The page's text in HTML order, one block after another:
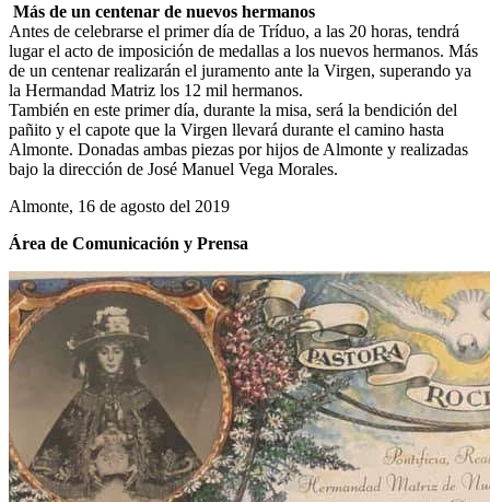
Más de un centenar de nuevos hermanos
Antes de celebrarse el primer día de Tríduo, a las 20 horas, tendrá
lugar el acto de imposición de medallas a los nuevos hermanos. Más
de un centenar realizarán el juramento ante la Virgen, superando ya
la Hermandad Matriz los 12 mil hermanos.
También en este primer día, durante la misa, será la bendición del
pañito y el capote que la Virgen llevará durante el camino hasta
Almonte. Donadas ambas piezas por hijos de Almonte y realizadas
bajo la dirección de José Manuel Vega Morales.
Almonte, 16 de agosto del 2019
Área de Comunicación y Prensa